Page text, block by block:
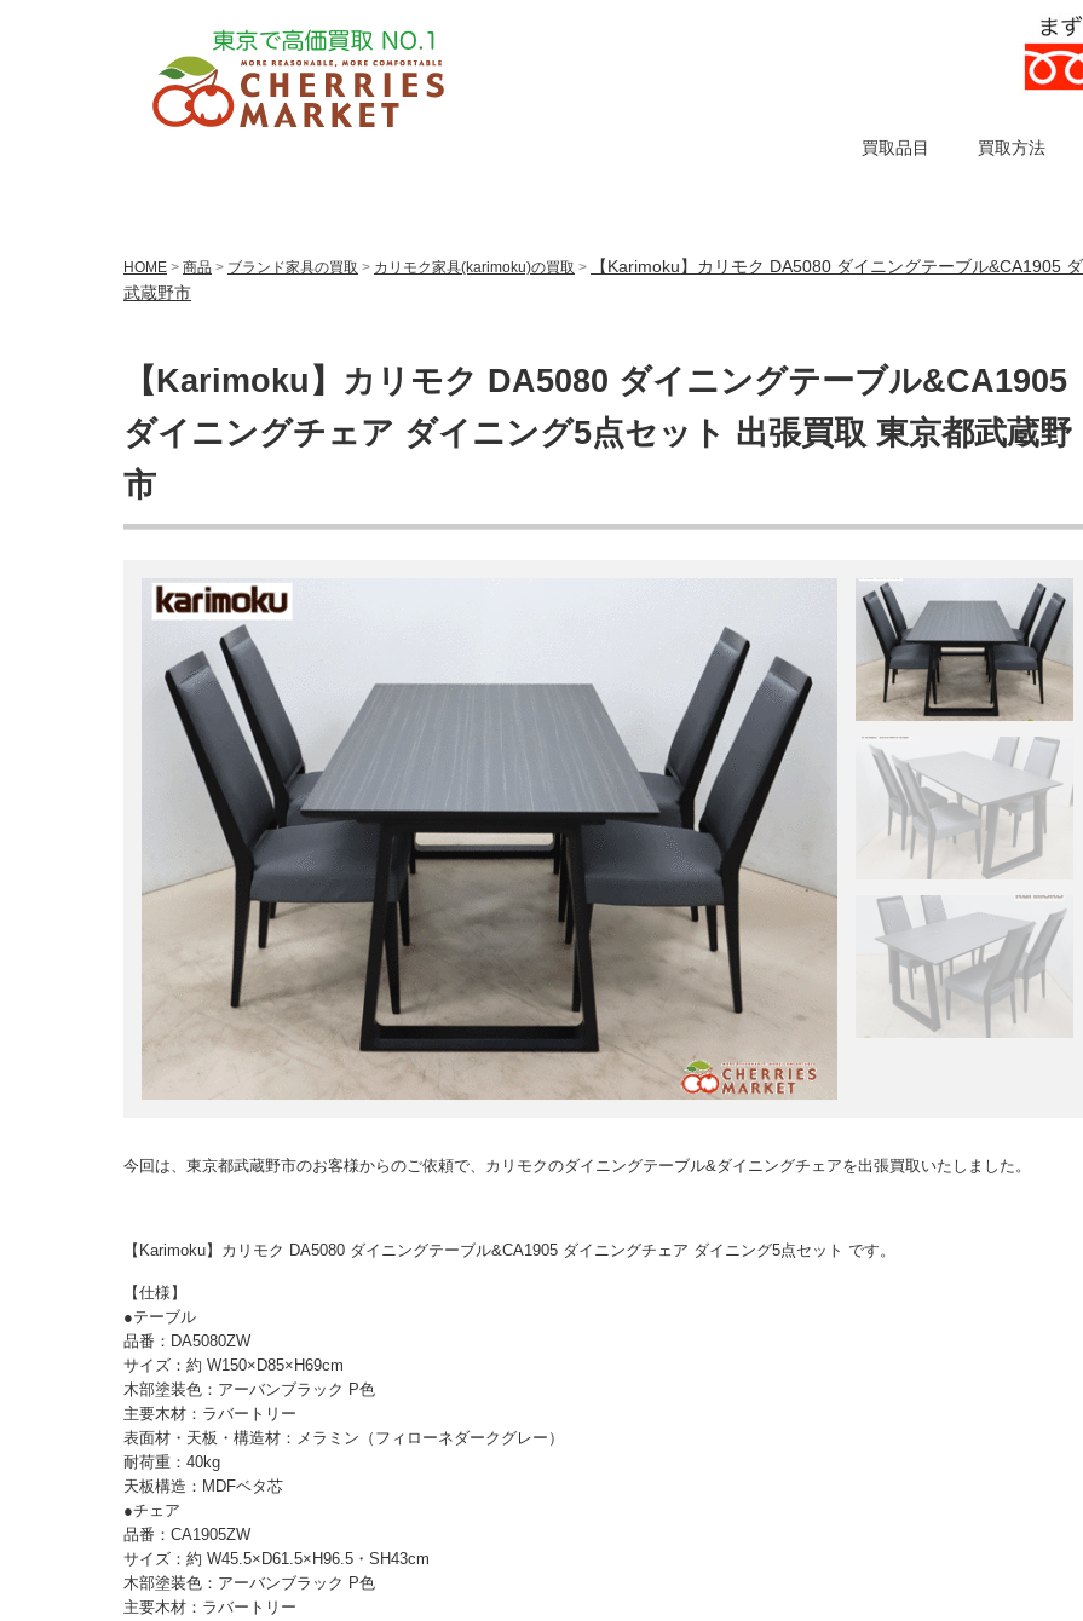
買取品目 買取方法
HOME > 商品 > ブランド家具の買取 > カリモク家具(karimoku)の買取 >
【Karimoku】カリモク DA5080 ダイニングテーブル&CA1905
武蔵野市
【Karimoku】カリモク DA5080 ダイニングテーブル&CA1905
ダイニングチェア ダイニング5点セット 出張買取 東京都武蔵野
市
今回は、東京都武蔵野市のお客様からのご依頼で、カリモクのダイニングテーブル&ダイニングチェアを出張買取いたしました。
【Karimoku】カリモク DA5080 ダイニングテーブル&CA1905 ダイニングチェア ダイニング5点セット です。
【仕様】
●テーブル
品番：DA5080ZW
サイズ：約 W150×D85×H69cm
木部塗装色：アーバンブラック P色
主要木材：ラバートリー
表面材・天板・構造材：メラミン（フィローネダークグレー）
耐荷重：40kg
天板構造：MDFベタ芯
●チェア
品番：CA1905ZW
サイズ：約 W45.5×D61.5×H96.5・SH43cm
木部塗装色：アーバンブラック P色
主要木材：ラバートリー